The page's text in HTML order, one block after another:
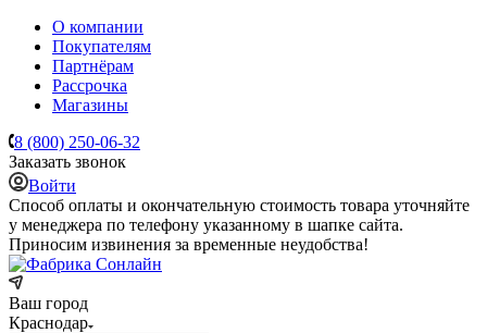
О компании
Покупателям
Партнёрам
Рассрочка
Магазины
8 (800) 250-06-32
Заказать звонок
Войти
Способ оплаты и окончательную стоимость товара уточняйте
у менеджера по телефону указанному в шапке сайта.
Приносим извинения за временные неудобства!
Ваш город
Краснодар